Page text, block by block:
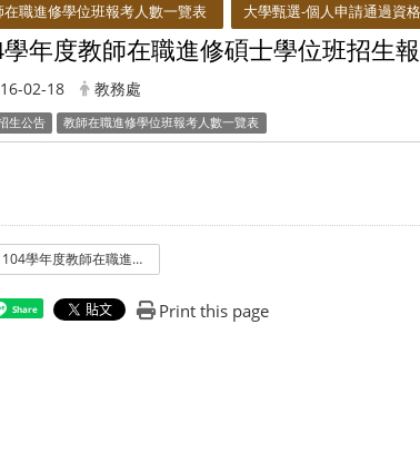
在職進修學位班報考人數一覽表 大學甄選-個人申請通過資
學年度教師在職進修碩士學位班招生
02-18 教務處
生公告 教師在職進修學位班報考人數一覽表
104學年度教師在職進修碩士學位班招生報名人數統計表.pdf
Share Print this page